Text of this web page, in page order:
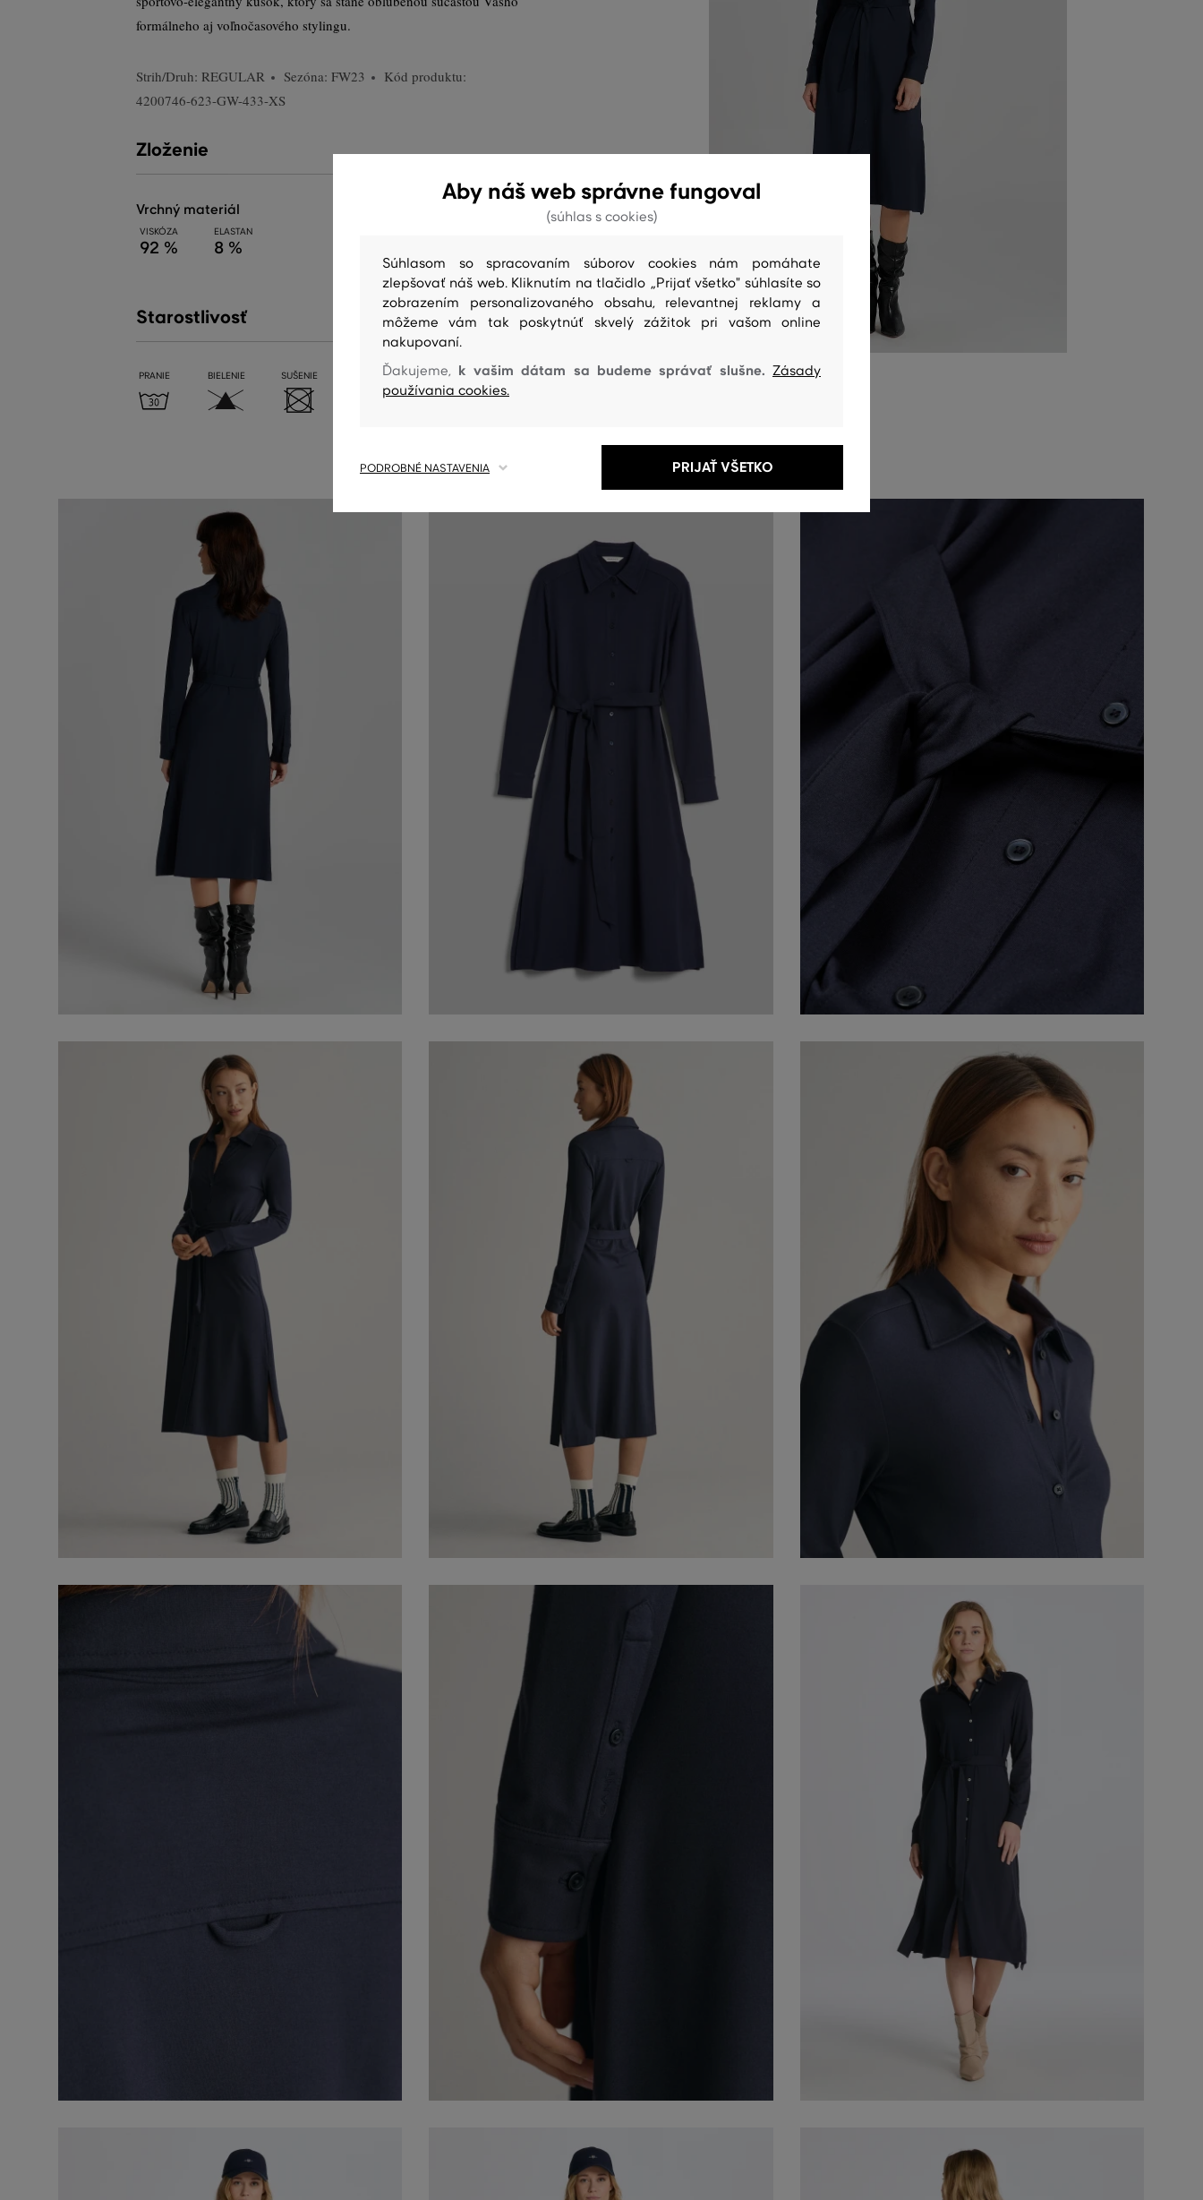
formálneho aj voľnočasového stylingu.
Strih/Druh: REGULAR Sezóna: FW23
Kód produktu:
4200746-623-GW-433-XS
Zloženie
vrchný materiál
VISKÓZA
92 %
ELASTAN
8 %
Starostlivosť
PRANIE BIELENIE SUŠENIE ŽEHLENIE ČISTENIE
Aby náš web správne fungoval
(súhlas s cookies)
Súhlasom so spracovaním súborov cookies nám pomáhate
zlepšovať náš web. Kliknutím na tlačidlo „Prijať všetko" súhlasíte so
zobrazením personalizovaného obsahu, relevantnej reklamy a
môžeme vám tak poskytnúť skvelý zážitok pri vašom online
nakupovaní.
Ďakujeme, k vašim dátam sa budeme správať slušne. Zásady
používania cookies.
PODROBNÉ NASTAVENIA PRIJAŤ VŠETKO